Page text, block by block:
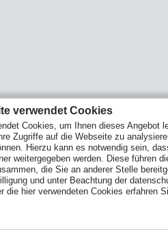
verwendet Cookies
Cookies, um Ihnen dieses Angebot
Zugriffe auf die Webseite zu
Hierzu kann es notwendig sein,
weitergegeben werden. Diese führen
die Sie an anderer Stelle
und unter Beachtung der
die hier verwendeten Cookies erfahren